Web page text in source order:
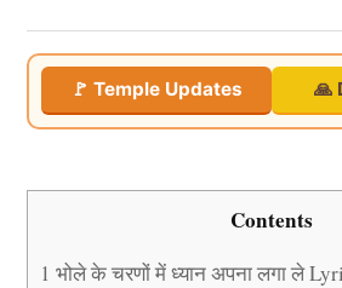
🚩 Temple Updates 🙏
Contents
1 भोले के चरणों में ध्यान अपना लगा ले